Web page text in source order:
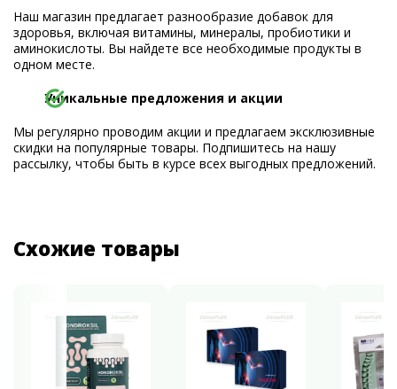
Наш магазин предлагает разнообразие добавок для
здоровья, включая витамины, минералы, пробиотики и
аминокислоты. Вы найдете все необходимые продукты в
одном месте.
Уникальные предложения и акции
Мы регулярно проводим акции и предлагаем эксклюзивные
скидки на популярные товары. Подпишитесь на нашу
рассылку, чтобы быть в курсе всех выгодных предложений.
Схожие товары